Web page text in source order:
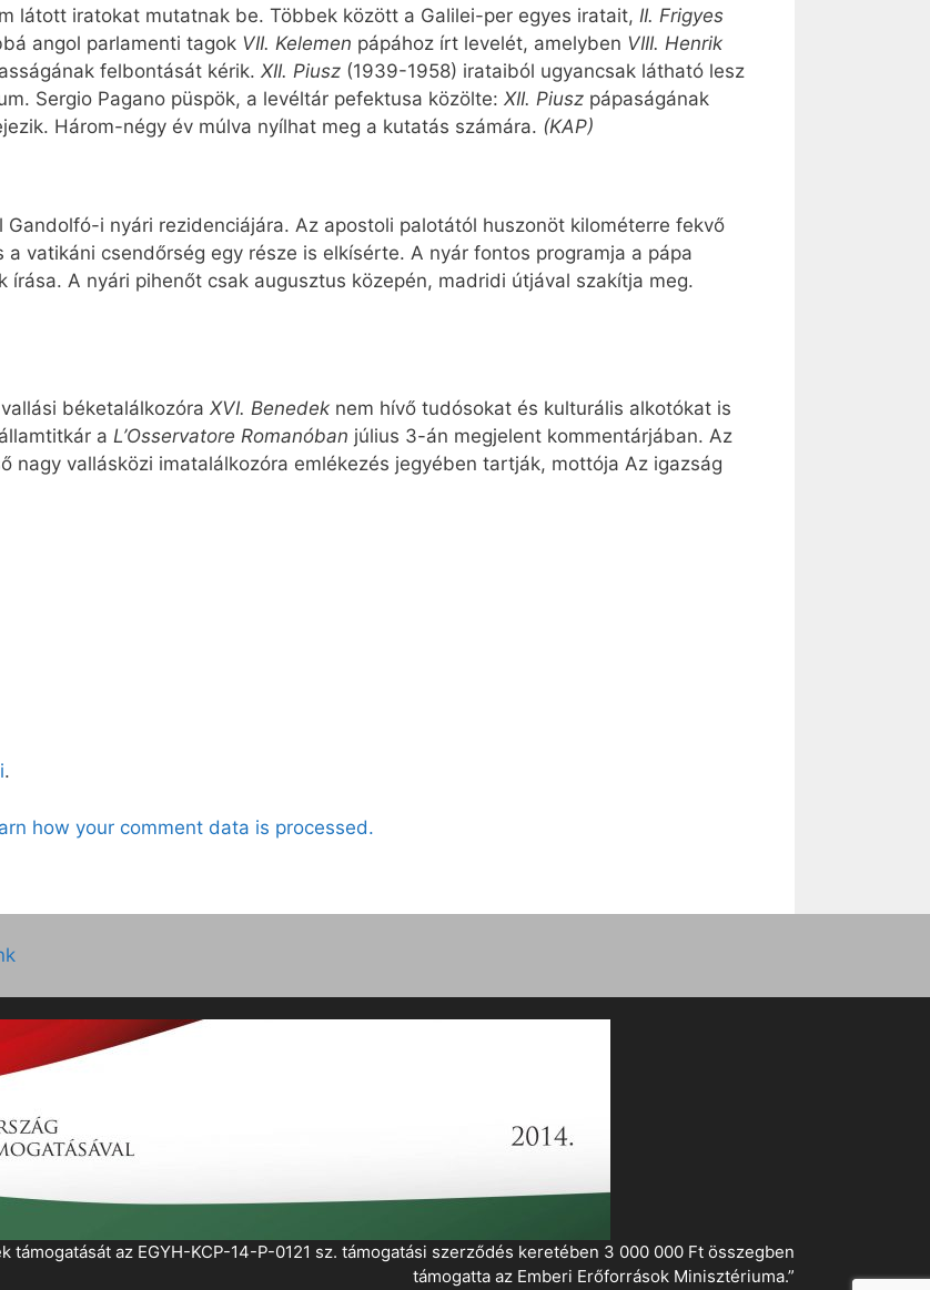
látott iratokat mutatnak be. Többek között a Galilei-per egyes iratait, II. Frigyes
angol parlamenti tagok VII. Kelemen pápához írt levelét, amelyben VIII. Henrik
felbontását kérik. XII. Piusz (1939-1958) irataiból ugyancsak látható lesz
Sergio Pagano püspök, a levéltár pefektusa közölte: XII. Piusz pápaságának
Három-négy év múlva nyílhat meg a kutatás számára. (KAP)
i nyári rezidenciájára. Az apostoli palotától huszonöt kilométerre fekvő
vatikáni csendőrség egy része is elkísérte. A nyár fontos programja a pápa
A nyári pihenőt csak augusztus közepén, madridi útjával szakítja meg.
béketalálkozóra XVI. Benedek nem hívő tudósokat és kulturális alkotókat is
a L’Osservatore Romanóban július 3-án megjelent kommentárjában. Az
nagy vallásközi imatalálkozóra emlékezés jegyében tartják, mottója Az igazság
.
how your comment data is processed.
támogatását az EGYH-KCP-14-P-0121 sz. támogatási szerződés keretében 3 000 000 Ft összegben
támogatta az Emberi Erőforrások Minisztériuma.”